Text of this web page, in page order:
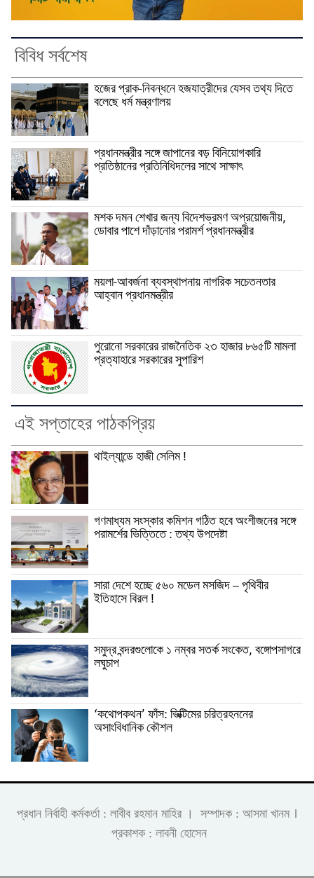
বিবিধ সর্বশেষ
হজের প্রাক-নিবন্ধনে হজযাত্রীদের যেসব তথ্য দিতে
বলেছে ধর্ম মন্ত্রণালয়
প্রধানমন্ত্রীর সঙ্গে জাপানের বড় বিনিয়োগকারি
প্রতিষ্ঠানের প্রতিনিধিদলের সাথে সাক্ষাৎ
মশক দমন শেখার জন্য বিদেশভ্রমণ অপ্রয়োজনীয়,
ডোবার পাশে দাঁড়ানোর পরামর্শ প্রধানমন্ত্রীর
ময়লা-আবর্জনা ব্যবস্থাপনায় নাগরিক সচেতনতার
আহ্বান প্রধানমন্ত্রীর
পুরোনো সরকারের রাজনৈতিক ২৩ হাজার ৮৬৫টি মামলা
প্রত্যাহারে সরকারের সুপারিশ
এই সপ্তাহের পাঠকপ্রিয়
থাইল্যান্ডে হাজী সেলিম !
গণমাধ্যম সংস্কার কমিশন গঠিত হবে অংশীজনের সঙ্গে
পরামর্শের ভিত্তিতে : তথ্য উপদেষ্টা
সারা দেশে হচ্ছে ৫৬০ মডেল মসজিদ – পৃথিবীর
ইতিহাসে বিরল !
সমুদ্র বন্দরগুলোকে ১ নম্বর সতর্ক সংকেত, বঙ্গোপসাগরে
লঘুচাপ
‘কথোপকথন’ ফাঁস: ভিক্টিমের চরিত্রহননের
অসাংবিধানিক কৌশল
প্রধান নির্বাহী কর্মকর্তা : লাবীব রহমান মাহির । সম্পাদক : আসমা খানম ।
প্রকাশক : লাবনী হোসেন